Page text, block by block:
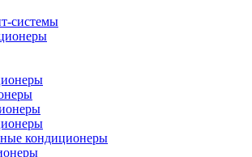
системы
кондиционеры